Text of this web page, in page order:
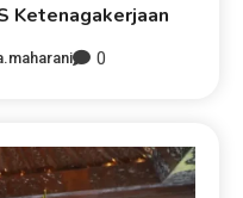
Ketenagakerjaan
0